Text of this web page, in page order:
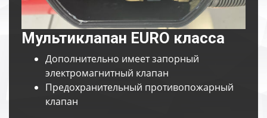
Мультиклапан EURO класса
Дополнительно имеет запорный
электромагнитный клапан
Предохранительный противопожарный
клапан